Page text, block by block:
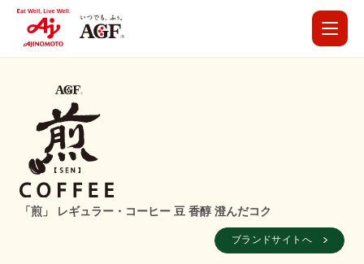
「煎」 レギュラー・コーヒー 豆 香醇 澄んだコク
ブランドサイトへ